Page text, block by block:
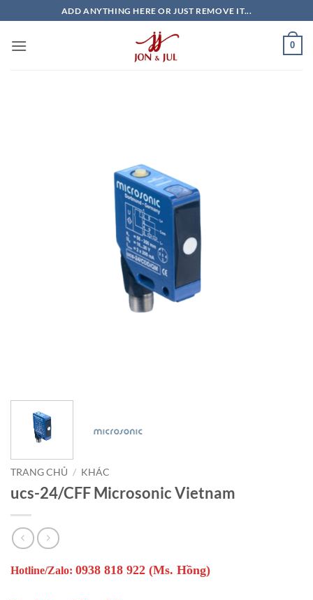
qua
nội
ADD ANYTHING HERE OR JUST REMOVE IT...
0
TRANG CHỦ / KHÁC
ucs-24/CFF Microsonic Vietnam
Hotline/Zalo: 0938 818 922 (Ms. Hồng)